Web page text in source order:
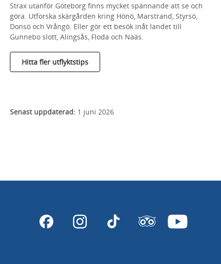
Strax utanför Göteborg finns mycket spännande att se och
göra. Utforska skärgården kring Hönö, Marstrand, Styrsö,
Donsö och Vrångö. Eller gör ett besök inåt landet till
Gunnebo slott, Alingsås, Floda och Nääs.
Hitta fler utflyktstips
Senast uppdaterad: 1 juni 2026